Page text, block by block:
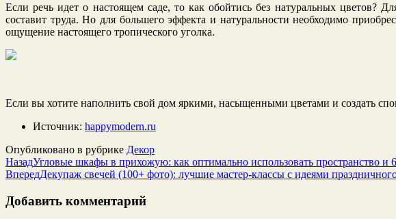
Если речь идет о настоящем саде, то как обойтись без натуральных цветов?
составит труда. Но для большего эффекта и натуральности необходимо
ощущение настоящего тропического уголка.
Если вы хотите наполнить свой дом яркими, насыщенными цветами и создать
Источник: happymodern.ru
Опубликовано в рубрике Декор
НазадУгловые шкафы в прихожую: как оптимально использовать пространство и
ВпередДекупаж свечей (100+ фото): лучшие мастер-классы с идеями
Добавить комментарий